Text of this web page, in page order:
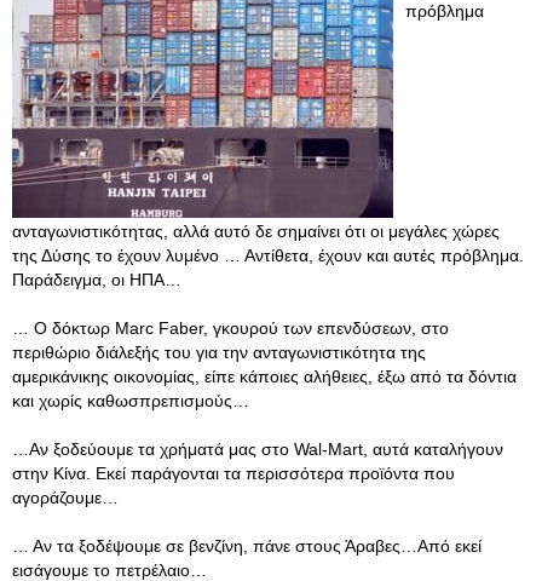
πρόβλημα
ανταγωνιστικότητας, αλλά αυτό δε σημαίνει ότι οι μεγάλες χώρες
της Δύσης το έχουν λυμένο … Αντίθετα, έχουν και αυτές πρόβλημα.
Παράδειγμα, οι ΗΠΑ…
… Ο δόκτωρ Marc Faber, γκουρού των επενδύσεων, στο
περιθώριο διάλεξής του για την ανταγωνιστικότητα της
αμερικάνικης οικονομίας, είπε κάποιες αλήθειες, έξω από τα δόντια
και χωρίς καθωσπρεπισμούς…
…Αν ξοδεύουμε τα χρήματά μας στο Wal-Mart, αυτά καταλήγουν
στην Κίνα. Εκεί παράγονται τα περισσότερα προϊόντα που
αγοράζουμε…
… Αν τα ξοδέψουμε σε βενζίνη, πάνε στους Άραβες…Από εκεί
εισάγουμε το πετρέλαιο…